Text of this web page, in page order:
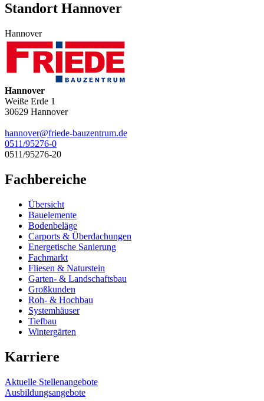
Standort Hannover
Hannover
Hannover
Weiße Erde 1
30629 Hannover
hannover@friede-bauzentrum.de
0511/95276-0
0511/95276-20
Fachbereiche
Übersicht
Bauelemente
Bodenbeläge
Carports & Überdachungen
Energetische Sanierung
Fachmarkt
Fliesen & Naturstein
Garten- & Landschaftsbau
Großkunden
Roh- & Hochbau
Systemhäuser
Tiefbau
Wintergärten
Karriere
Aktuelle Stellenangebote
Ausbildungsangebote